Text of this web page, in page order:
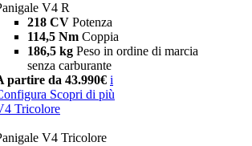
V4 R
218 CV Potenza
114,5 Nm Coppia
186,5 kg Peso in ordine di marcia
senza carburante
partire da 43.990€ i
Scopri di più
Tricolore
V4 Tricolore